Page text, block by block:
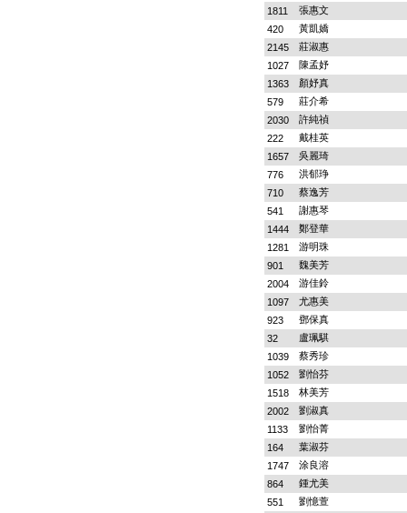
1811
張惠文
420
黃凱嬌
2145
莊淑惠
1027
陳孟妤
1363
顏妤真
579
莊介希
2030
許純禎
222
戴桂英
1657
吳麗琦
776
洪郁琤
710
蔡逸芳
541
謝惠琴
1444
鄭登華
1281
游明珠
901
魏美芳
2004
游佳鈴
1097
尤惠美
923
鄧保真
32
盧珮騏
1039
蔡秀珍
1052
劉怡芬
1518
林美芳
2002
劉淑真
1133
劉怡菁
164
葉淑芬
1747
涂良溶
864
鍾尤美
551
劉憶萱